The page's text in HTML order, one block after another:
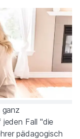
ganz
Fall "die
pädagogisch